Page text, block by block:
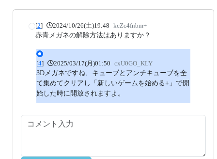
[2] 2024/10/26(土)19:48 kcZc4fnbm+
赤青メガネの解除方法はありますか？
[4] 2025/03/17(月)01:50 cxU0GO_KLY
3Dメガネですね、キューブとアンチキューブを全
て集めてクリアし「新しいゲームを始める+」で開
始した時に開放されますよ。